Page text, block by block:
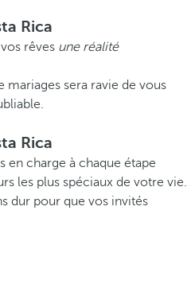
Rica
rêves une réalité
sera ravie de vous
Rica
en charge à chaque étape
les plus spéciaux de votre vie.
dur pour que vos invités